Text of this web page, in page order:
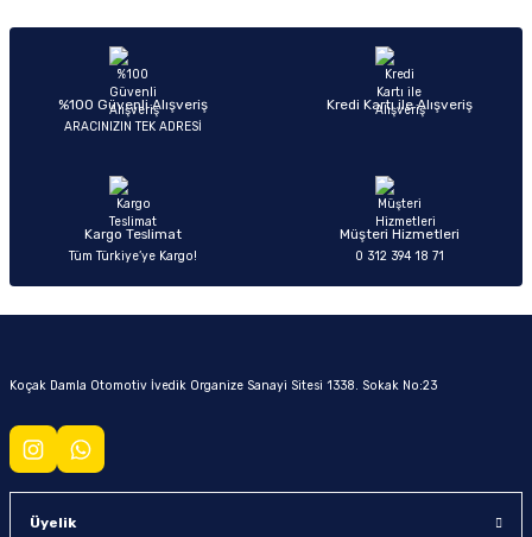
Ürün hakkında henüz soru sorulmamış.
%100 Güvenli Alışveriş
ARACINIZIN TEK ADRESİ
Kredi Kartı ile Alışveriş
Kargo Teslimat
Tüm Türkiye’ye Kargo!
Müşteri Hizmetleri
0 312 394 18 71
Koçak Damla Otomotiv İvedik Organize Sanayi Sitesi 1338. Sokak No:23
Üyelik